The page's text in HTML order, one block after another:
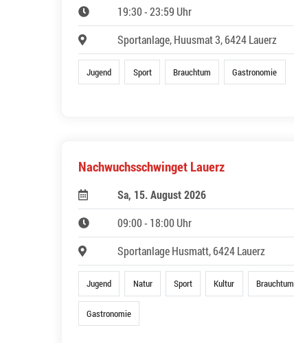
19:30 - 23:59 Uhr
Sportanlage, Huusmat 3, 6424 Lauerz
Jugend Sport Brauchtum Gastronomie
Nachwuchsschwinget Lauerz
Sa, 15. August 2026
09:00 - 18:00 Uhr
Sportanlage Husmatt, 6424 Lauerz
Jugend Natur Sport Kultur Brauchtum
Gastronomie